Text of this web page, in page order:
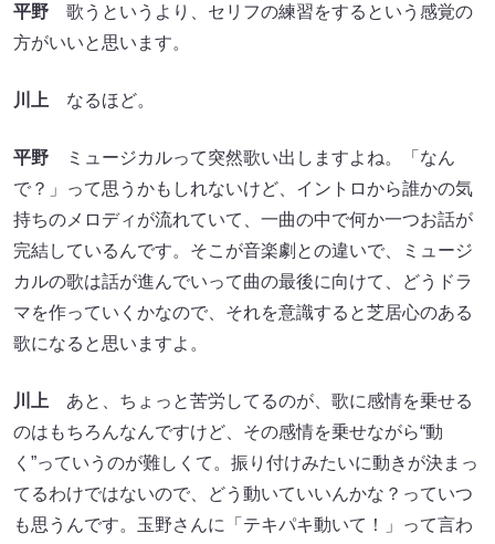
平野 歌うというより、セリフの練習をするという感覚の
方がいいと思います。
川上 なるほど。
平野 ミュージカルって突然歌い出しますよね。「なん
で？」って思うかもしれないけど、イントロから誰かの気
持ちのメロディが流れていて、一曲の中で何か一つお話が
完結しているんです。そこが音楽劇との違いで、ミュージ
カルの歌は話が進んでいって曲の最後に向けて、どうドラ
マを作っていくかなので、それを意識すると芝居心のある
歌になると思いますよ。
川上 あと、ちょっと苦労してるのが、歌に感情を乗せる
のはもちろんなんですけど、その感情を乗せながら“動
く”っていうのが難しくて。振り付けみたいに動きが決まっ
てるわけではないので、どう動いていいんかな？っていつ
も思うんです。玉野さんに「テキパキ動いて！」って言わ